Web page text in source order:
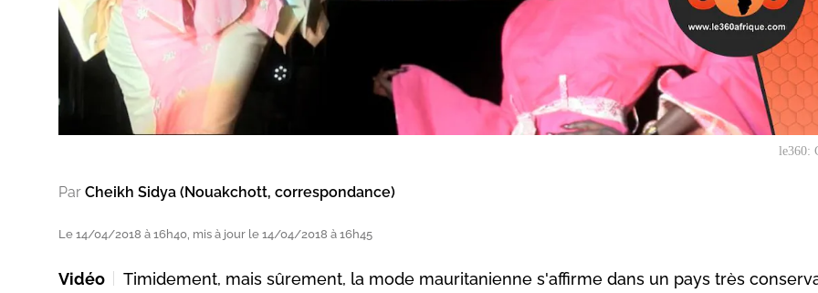
le360:
Par Cheikh Sidya (Nouakchott, correspondance)
Le 14/04/2018 à 16h40, mis à jour le 14/04/2018 à 16h45
Vidéo
Timidement, mais sûrement, la mode mauritanienne s'affirme dans un pays très